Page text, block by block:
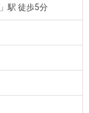
」駅 徒歩5分